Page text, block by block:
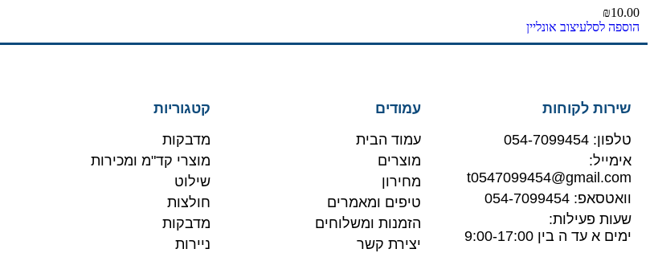
₪10.00
הוספה לסלעיצוב אונליין
שירות לקוחות
טלפון: 054-7099454
אימייל:
t0547099454@gmail.com
וואטסאפ: 054-7099454
שעות פעילות:
ימים א עד ה בין 9:00-17:00
עמודים
עמוד הבית
מוצרים
מחירון
טיפים ומאמרים
הזמנות ומשלוחים
יצירת קשר
קטגוריות
מדבקות
מוצרי קד"מ ומכירות
שילוט
חולצות
מדבקות
ניירות